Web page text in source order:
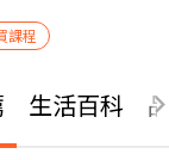
課程
生活百科